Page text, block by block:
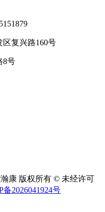
复兴路160号
8号
瀚康 版权所有 © 未经许可
备2026041924号